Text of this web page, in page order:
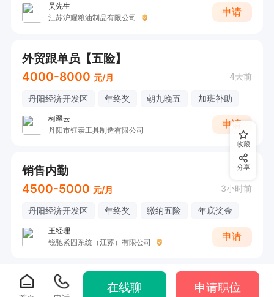
吴先生
江苏沪耀粮油制品有限公司
申请
外贸跟单员【五险】
4000-8000 元/月 4天前
丹阳经济开发区 年终奖 朝九晚五 加班补助
柯翠云
丹阳市钰泰工具制造有限公司
申请
销售内勤
4500-5000 元/月 3小时前
丹阳经济开发区 年终奖 缴纳五险 年底奖金
王经理
锐驰紧固系统（江苏）有限公司
申请
收藏
分享
在线聊 申请职位